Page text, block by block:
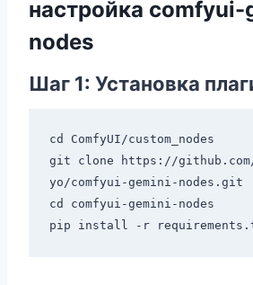
настройка
nodes
Шаг 1: Установка
cd ComfyUI/custom_nodes
git clone https://
yo/comfyui-gemini-nodes.git
cd comfyui-gemini-nodes